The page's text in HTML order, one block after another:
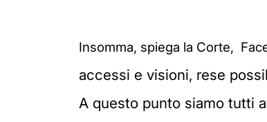
Insomma, spiega la Corte,
accessi e visioni, rese
A questo punto siamo tutti